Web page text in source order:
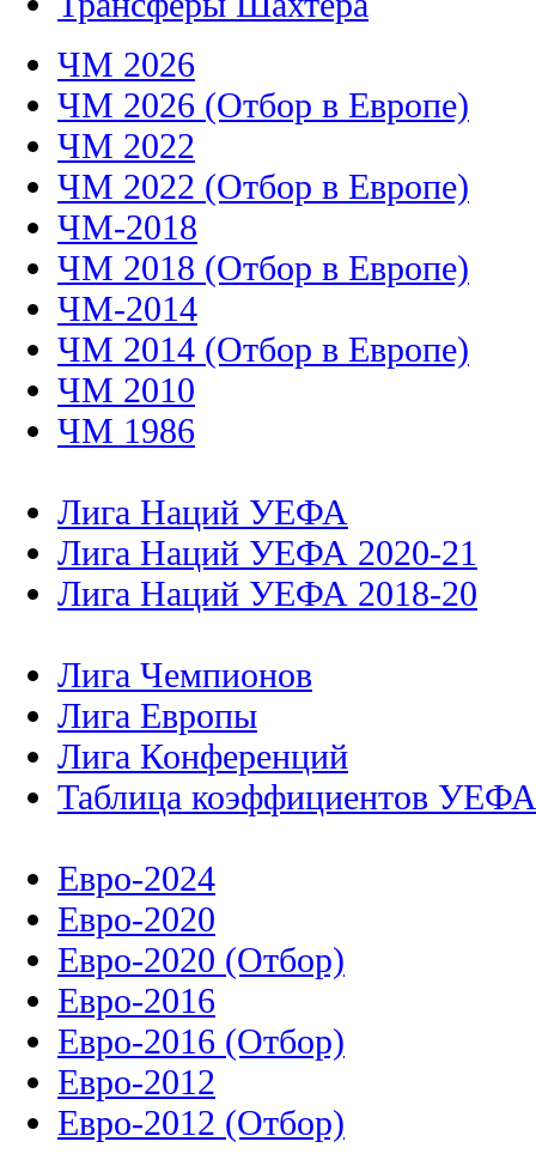
ЧМ 2026
ЧМ 2026 (Отбор в Европе)
ЧМ 2022
ЧМ 2022 (Отбор в Европе)
ЧМ-2018
ЧМ 2018 (Отбор в Европе)
ЧМ-2014
ЧМ 2014 (Отбор в Европе)
ЧМ 2010
ЧМ 1986
Лига Наций УЕФА
Лига Наций УЕФА 2020-21
Лига Наций УЕФА 2018-20
Лига Чемпионов
Лига Европы
Лига Конференций
Таблица коэффициентов УЕФА
Евро-2024
Евро-2020
Евро-2020 (Отбор)
Евро-2016
Евро-2016 (Отбор)
Евро-2012
Евро-2012 (Отбор)